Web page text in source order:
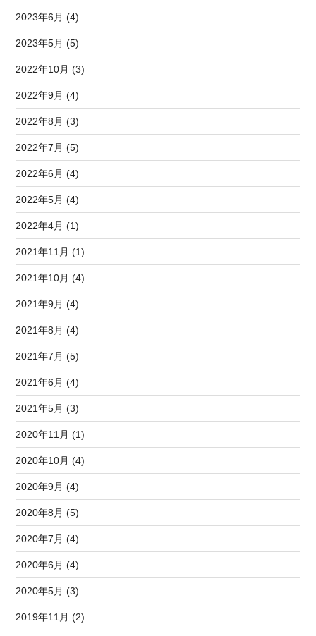
2023年6月 (4)
2023年5月 (5)
2022年10月 (3)
2022年9月 (4)
2022年8月 (3)
2022年7月 (5)
2022年6月 (4)
2022年5月 (4)
2022年4月 (1)
2021年11月 (1)
2021年10月 (4)
2021年9月 (4)
2021年8月 (4)
2021年7月 (5)
2021年6月 (4)
2021年5月 (3)
2020年11月 (1)
2020年10月 (4)
2020年9月 (4)
2020年8月 (5)
2020年7月 (4)
2020年6月 (4)
2020年5月 (3)
2019年11月 (2)